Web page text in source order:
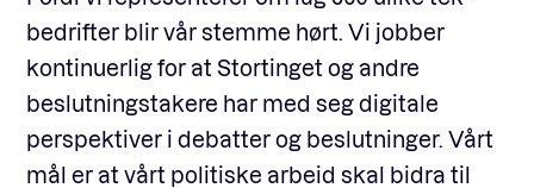
bedrifter blir vår stemme hørt. Vi jobber
kontinuerlig for at Stortinget og andre
beslutningstakere har med seg digitale
perspektiver i debatter og beslutninger. Vårt
mål er at vårt politiske arbeid skal bidra til